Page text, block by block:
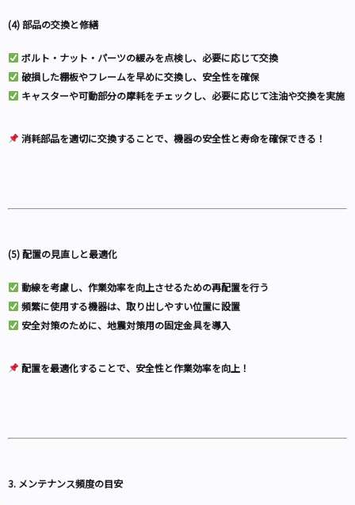
(4) 部品の交換と修繕
ボルト・ナット・パーツの緩みを点検し、必要に応じて交換
破損した棚板やフレームを早めに交換し、安全性を確保
キャスターや可動部分の摩耗をチェックし、必要に応じて注油や交換を実施
消耗部品を適切に交換することで、機器の安全性と寿命を確保できる！
(5) 配置の見直しと最適化
動線を考慮し、作業効率を向上させるための再配置を行う
頻繁に使用する機器は、取り出しやすい位置に設置
安全対策のために、地震対策用の固定金具を導入
配置を最適化することで、安全性と作業効率を向上！
3. メンテナンス頻度の目安